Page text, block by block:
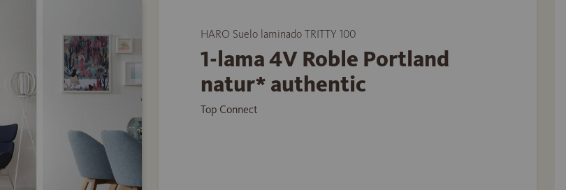
HARO Suelo laminado TRITTY 100
1-lama 4V Roble Portland
natur* authentic
Top Connect